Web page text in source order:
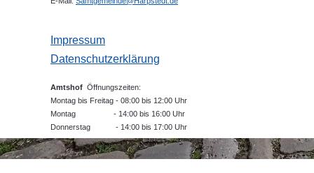
Impressum
Datenschutzerklärung
Amtshof Öffnungszeiten:
Montag bis Freitag - 08:00 bis 12:00 Uhr
Montag - 14:00 bis 16:00 Uhr
Donnerstag - 14:00 bis 17:00 Uhr